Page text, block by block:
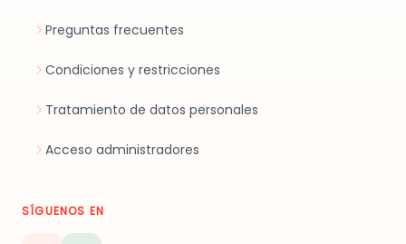
Preguntas frecuentes
Condiciones y restricciones
Tratamiento de datos personales
Acceso administradores
SÍGUENOS EN